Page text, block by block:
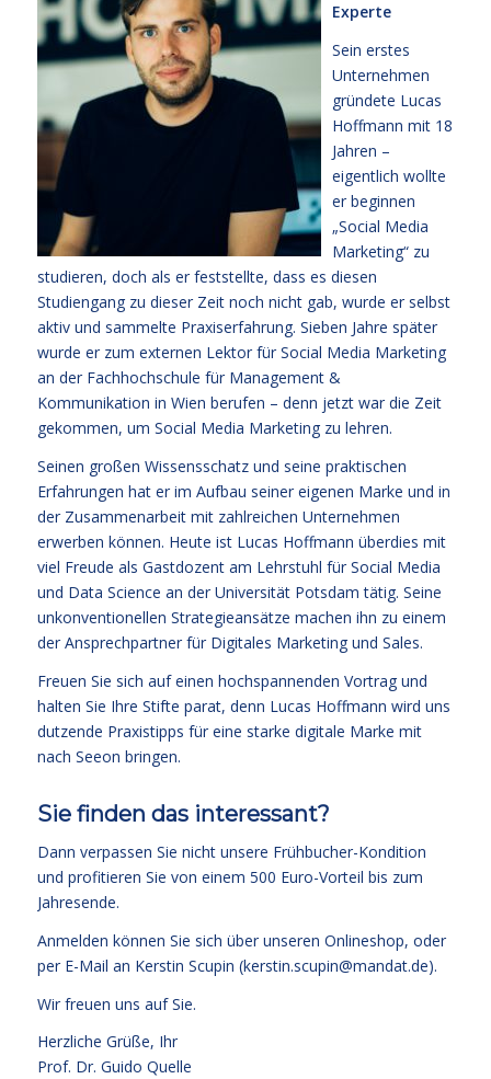
Experte
Sein erstes
Unternehmen
gründete Lucas
Hoffmann mit 18
Jahren –
eigentlich wollte
er beginnen
„Social Media
Marketing“ zu
studieren, doch als er feststellte, dass es diesen
Studiengang zu dieser Zeit noch nicht gab, wurde er selbst
aktiv und sammelte Praxiserfahrung. Sieben Jahre später
wurde er zum externen Lektor für Social Media Marketing
an der Fachhochschule für Management &
Kommunikation in Wien berufen – denn jetzt war die Zeit
gekommen, um Social Media Marketing zu lehren.
Seinen großen Wissensschatz und seine praktischen
Erfahrungen hat er im Aufbau seiner eigenen Marke und in
der Zusammenarbeit mit zahlreichen Unternehmen
erwerben können. Heute ist Lucas Hoffmann überdies mit
viel Freude als Gastdozent am Lehrstuhl für Social Media
und Data Science an der Universität Potsdam tätig. Seine
unkonventionellen Strategieansätze machen ihn zu einem
der Ansprechpartner für Digitales Marketing und Sales.
Freuen Sie sich auf einen hochspannenden Vortrag und
halten Sie Ihre Stifte parat, denn Lucas Hoffmann wird uns
dutzende Praxistipps für eine starke digitale Marke mit
nach Seeon bringen.
Sie finden das interessant?
Dann verpassen Sie nicht unsere Frühbucher-Kondition
und profitieren Sie von einem 500 Euro-Vorteil bis zum
Jahresende.
Anmelden können Sie sich über unseren Onlineshop, oder
per E-Mail an Kerstin Scupin (kerstin.scupin@mandat.de).
Wir freuen uns auf Sie.
Herzliche Grüße, Ihr
Prof. Dr. Guido Quelle